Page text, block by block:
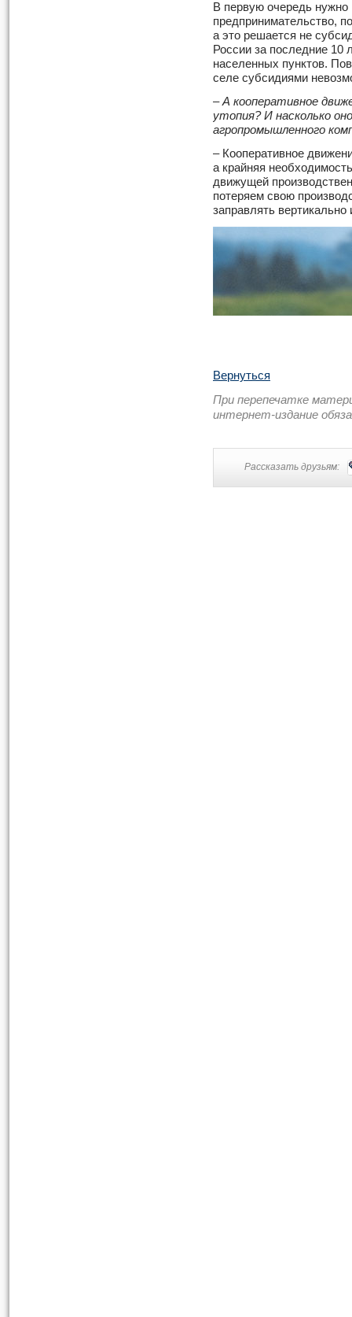
В первую очередь нужно
предпринимательство,
а это решается не
России за последние 10
населенных пунктов.
селе субсидиями
– А кооперативное
утопия? И насколько
агропромышленного
– Кооперативное
а крайняя
движущей
потеряем свою
заправлять вертикально
Вернуться
При перепечатке
интернет-издание
Рассказать друзьям: